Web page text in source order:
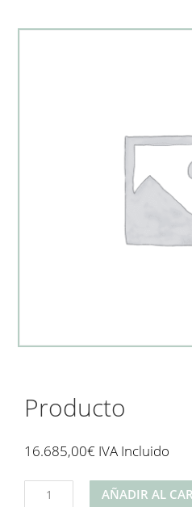
Producto
16.685,00€ IVA Incluido
Producto
AÑADIR AL